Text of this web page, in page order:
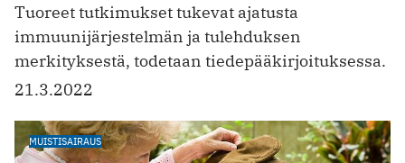
Tuoreet tutkimukset tukevat ajatusta
immuunijärjestelmän ja tulehduksen
merkityksestä, todetaan tiedepääkirjoituksessa.
21.3.2022
MUISTISAIRAUS